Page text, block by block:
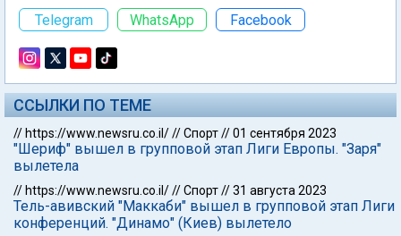
Telegram
WhatsApp Facebook
ССЫЛКИ ПО ТЕМЕ
// https://www.newsru.co.il///Спорт//01 сентября 2023
"Шериф" вышел в групповой этап Лиги Европы. "Заря"
вылетела
// https://www.newsru.co.il///Спорт//31 августа 2023
Тель-авивский "Маккаби" вышел в групповой этап Лиги
конференций. "Динамо" (Киев) вылетело